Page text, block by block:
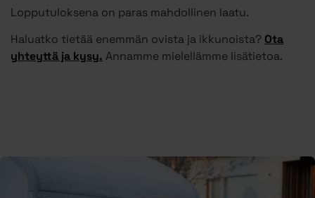
Lopputuloksena on paras mahdollinen laatu.
Haluatko tietää enemmän ovista ja ikkunoista? Ota
yhteyttä ja kysy. Annamme mielellämme lisätietoa.